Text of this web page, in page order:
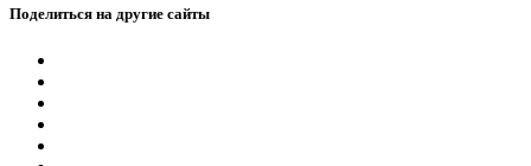
Поделиться на другие сайты